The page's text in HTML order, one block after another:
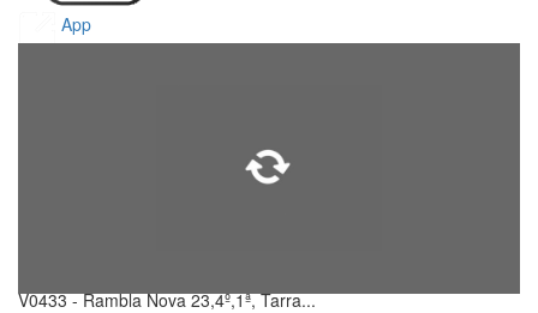
App
V0433 - Rambla Nova 23,4º,1ª, Tarra...